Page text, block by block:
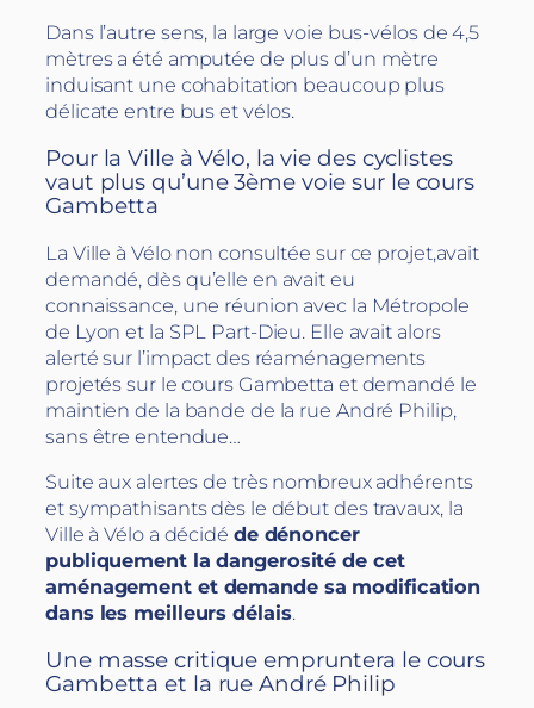
Dans l’autre sens, la large voie bus-vélos de 4,5
mètres a été amputée de plus d’un mètre
induisant une cohabitation beaucoup plus
délicate entre bus et vélos.
Pour la Ville à Vélo, la vie des cyclistes
vaut plus qu’une 3ème voie sur le cours
Gambetta
La Ville à Vélo non consultée sur ce projet,avait
demandé, dès qu’elle en avait eu
connaissance, une réunion avec la Métropole
de Lyon et la SPL Part-Dieu. Elle avait alors
alerté sur l’impact des réaménagements
projetés sur le cours Gambetta et demandé le
maintien de la bande de la rue André Philip,
sans être entendue…
Suite aux alertes de très nombreux adhérents
et sympathisants dès le début des travaux, la
Ville à Vélo a décidé de dénoncer
publiquement la dangerosité de cet
aménagement et demande sa modification
dans les meilleurs délais.
Une masse critique empruntera le cours
Gambetta et la rue André Philip